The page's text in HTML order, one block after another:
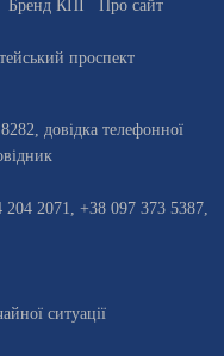
Бренд КПІ
Про сайт
проспект
, довiдка телефонної
204 2071, +38 097 373 5387,
ситуації